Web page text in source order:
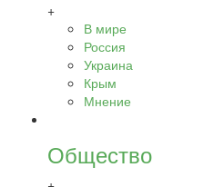
+
В мире
Россия
Украина
Крым
Мнение
Общество